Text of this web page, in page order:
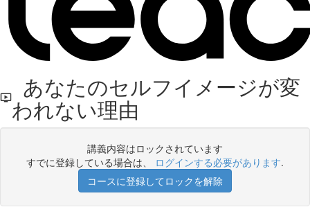
あなたのセルフイメージが変
われない理由
講義内容はロックされています
すでに登録している場合は、 ログインする必要があります.
コースに登録してロックを解除